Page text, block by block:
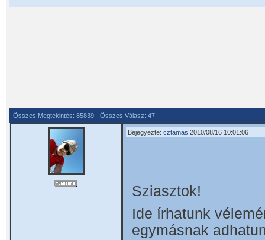
Összes Megtekintés: 85839 - Összes Válasz: 47
Bejegyezte: cztamas 2010/08/16 10:01:06
Sziasztok!
Ide írhatunk
egymásnak